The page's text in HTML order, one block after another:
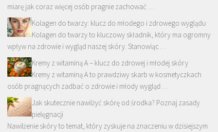
miarę jak coraz więcej osób pragnie zachować …
Kolagen do twarzy: klucz do młodego i zdrowego wyglądu
Kolagen do twarzy to kluczowy składnik, który ma ogromny
wpływ na zdrowie i wygląd naszej skóry. Stanowiąc …
Kremy z witaminą A – klucz do zdrowej i młodej skóry
Kremy z witaminą A to prawdziwy skarb w kosmetyczkach
osób pragnących zadbać o zdrowie i młody wygląd …
Jak skutecznie nawilżyć skórę od środka? Poznaj zasady
pielęgnacji
Nawilżenie skóry to temat, który zyskuje na znaczeniu w dzisiejszym